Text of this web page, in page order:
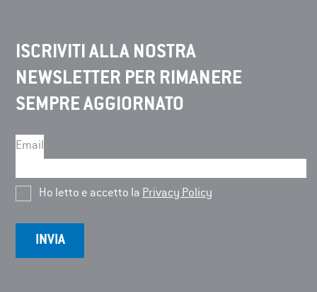
ISCRIVITI ALLA NOSTRA
NEWSLETTER PER RIMANERE
SEMPRE AGGIORNATO
Email
Ho letto e accetto la Privacy Policy